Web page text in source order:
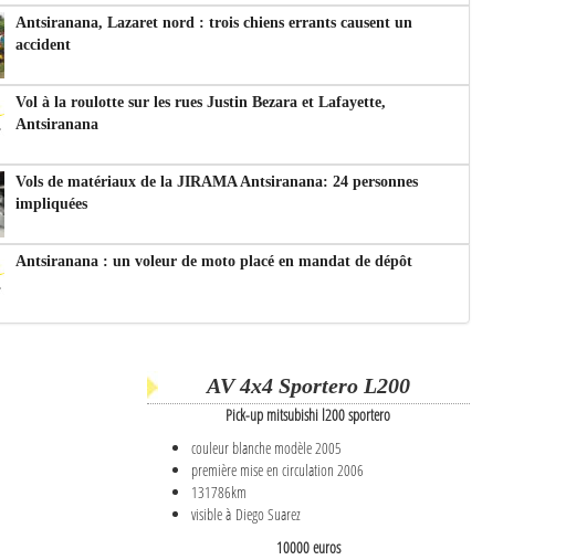
Antsiranana, Lazaret nord : trois chiens errants causent un
accident
Vol à la roulotte sur les rues Justin Bezara et Lafayette,
Antsiranana
Vols de matériaux de la JIRAMA Antsiranana: 24 personnes
impliquées
Antsiranana : un voleur de moto placé en mandat de dépôt
AV 4x4 Sportero L200
Pick-up mitsubishi l200 sportero
couleur blanche modèle 2005
première mise en circulation 2006
131786km
visible à Diego Suarez
10000 euros